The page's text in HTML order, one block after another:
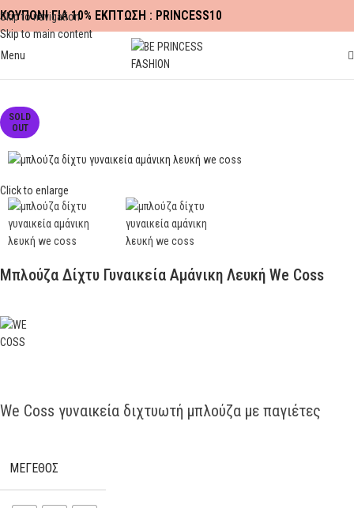
Skip to navigation
Skip to main content
ΚΟΥΠΟΝΙ ΓΙΑ 10% ΕΚΠΤΩΣΗ : PRINCESS10
Menu
ΜΠΛΟΥΖΕΣ - CROP TOP
SOLD
OUT
Click to enlarge
Μπλούζα Δίχτυ Γυναικεία Αμάνικη Λευκή We Coss
We Coss γυναικεία διχτυωτή μπλούζα με παγιέτες
ΜΕΓΕΘΟΣ